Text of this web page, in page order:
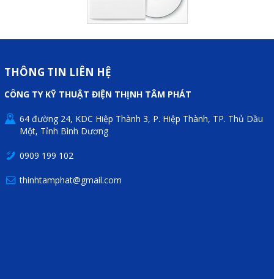
THÔNG TIN LIÊN HỆ
CÔNG TY KỸ THUẬT ĐIỆN THỊNH TÂM PHÁT
64 đường 24, KDC Hiệp Thành 3, P. Hiệp Thành, TP. Thủ Dầu
Một, Tỉnh Bình Dương
0909 199 102
thinhtamphat@gmail.com